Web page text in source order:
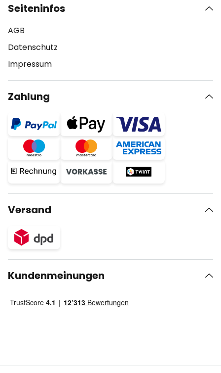
Seiteninfos
AGB
Datenschutz
Impressum
Zahlung
Versand
Kundenmeinungen